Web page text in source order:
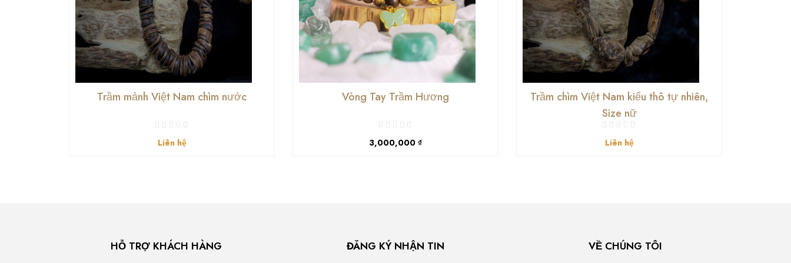
Trầm mảnh Việt Nam chìm nước
Liên hệ
Vòng Tay Trầm Hương
3,000,000 ₫
Trầm chìm Việt Nam kiểu thô tự nhiên,
Size nữ
Liên hệ
HỖ TRỢ KHÁCH HÀNG ĐĂNG KÝ NHẬN TIN VỀ CHÚNG TÔI